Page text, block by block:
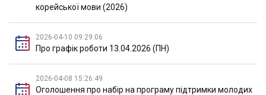
корейської мови (2026)
2026-04-10 09:29:06
Про графік роботи 13.04.2026 (ПН)
2026-04-08 15:26:49
Оголошення про набір на програму підтримки молодих